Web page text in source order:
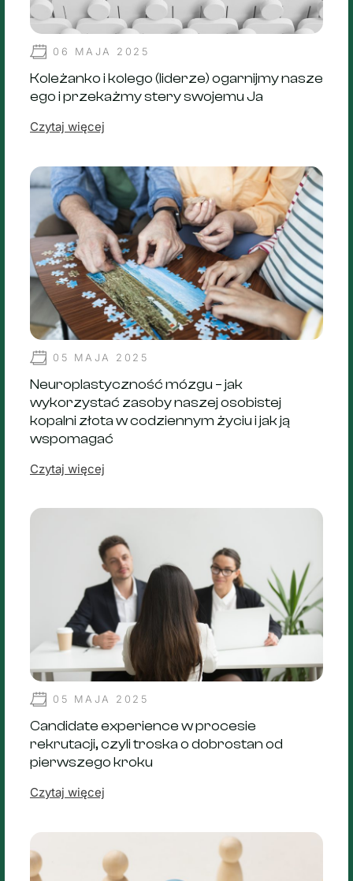
06 MAJA 2025
Koleżanko i kolego (liderze) ogarnijmy nasze
ego i przekażmy stery swojemu Ja
Czytaj więcej
05 MAJA 2025
Neuroplastyczność mózgu – jak
wykorzystać zasoby naszej osobistej
kopalni złota w codziennym życiu i jak ją
wspomagać
Czytaj więcej
05 MAJA 2025
Candidate experience w procesie
rekrutacji, czyli troska o dobrostan od
pierwszego kroku
Czytaj więcej